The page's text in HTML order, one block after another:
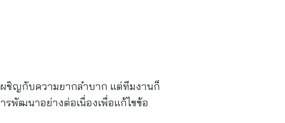
ผชิญกับความยากลำบาก แต่ทีมงานก็
รพัฒนาอย่างต่อเนื่องเพื่อแก้ไขข้อ